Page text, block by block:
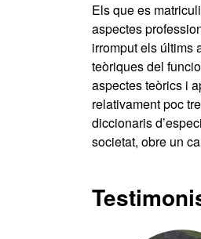
Els que es
aspectes
irromput els últims
teòriques del
aspectes teòrics i
relativament poc
diccionaris
societat, obre un